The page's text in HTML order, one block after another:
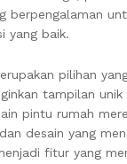
berpengalaman
yang baik.
pilihan
tampilan
pintu rumah
desain yang
fitur yang